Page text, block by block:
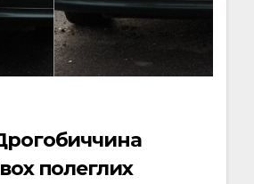
полеглих